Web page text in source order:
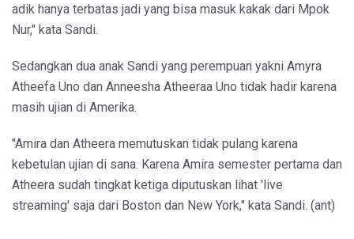
adik hanya terbatas jadi yang bisa masuk kakak dari Mpok
Nur," kata Sandi.
Sedangkan dua anak Sandi yang perempuan yakni Amyra
Atheefa Uno dan Anneesha Atheeraa Uno tidak hadir karena
masih ujian di Amerika.
"Amira dan Atheera memutuskan tidak pulang karena
kebetulan ujian di sana. Karena Amira semester pertama dan
Atheera sudah tingkat ketiga diputuskan lihat 'live
streaming' saja dari Boston dan New York," kata Sandi. (ant)